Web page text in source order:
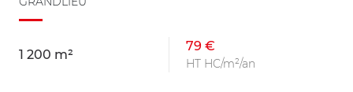
1 200 m²
79 €
HT HC/m²/an